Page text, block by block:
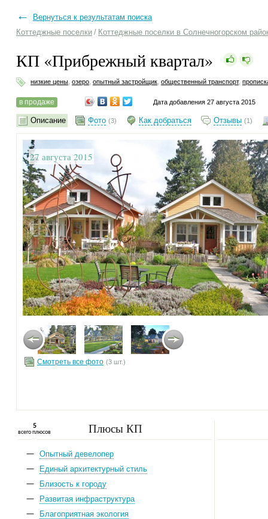
←
Вернуться к результатам поиска
Коттеджные поселки / Коттеджные поселки в Солнечногорском
КП «Прибрежный квартал»
низкие цены озеро опытный застройщик общественный транспорт,
в продаже Дата добавления 27 августа 2015
Описание Фото (3) Как добраться Отзывы (1)
27 августа 2015
Смотреть все фото (3 шт.)
Плюсы КП
5
всего плюсов
Опытный девелопер
Единый архитектурный стиль
Близость к городу
Развитая инфраструктура
Благоприятная экология